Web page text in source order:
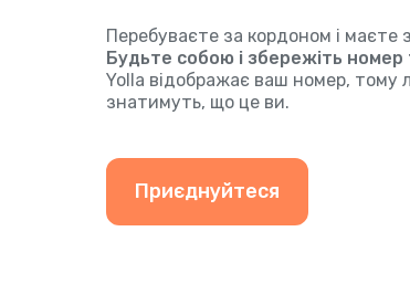
Перебуваєте за кордоном і маєте
Будьте собою і збережіть номер
Yolla відображає ваш номер,
знатимуть, що це ви.
Приєднуйтеся